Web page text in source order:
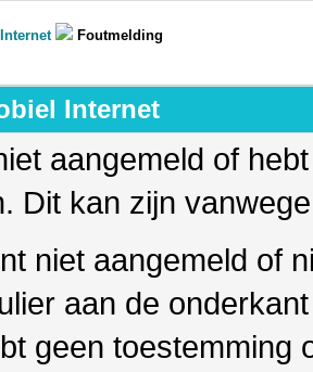
Foutmelding
Internet
aangemeld of
Dit kan zijn
niet aangemeld of
aan de
geen toestemming